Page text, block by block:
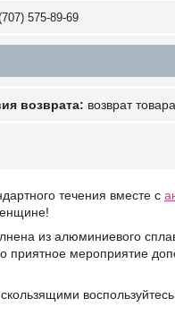
575-89-69
возврат
течения вместе с
из алюминиевого
приятное мероприятие
воспользуйтесь